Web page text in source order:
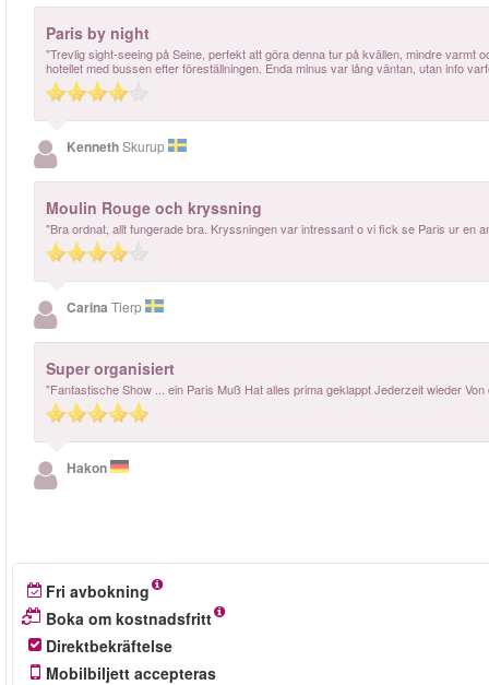
Paris by night
"Trevlig sight-seeing på Seine, perfekt att göra denna tur på kvällen, mindre
hotellet med bussen efter föreställningen. Enda minus var lång väntan, utan info
KennethSkurup
Moulin Rouge och kryssning
"Bra ordnat, allt fungerade bra. Kryssningen var intressant o vi fick se Paris ur en
Carina Tierp
Super organisiert
"Fantastische Show ... ein Paris Muß Hat alles prima geklappt Jederzeit wieder
Hakon
Fri avbokning
Boka om kostnadsfritt
Direktbekräftelse
Mobilbiljett accepteras